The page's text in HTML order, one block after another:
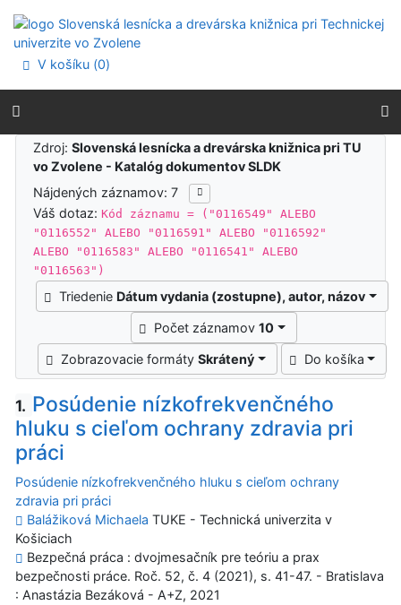
Prejsť na menu
Prehlásenie o webovej prístupnosti
V košíku (0)
Výsledky vyhľadávania
Zdroj:Slovenská lesnícka a drevárska knižnica pri TU
vo Zvolene - Katalóg dokumentov SLDK
Nájdených záznamov: 7
Váš dotaz:Kód záznamu = ("0116549" ALEBO
"0116552" ALEBO "0116591" ALEBO "0116592"
ALEBO "0116583" ALEBO "0116541" ALEBO
"0116563")
Triedenie Dátum vydania (zostupne), autor, názov
Počet záznamov10
Zobrazovacie formátySkrátený Do košíka
1. Posúdenie nízkofrekvenčného
hluku s cieľom ochrany zdravia pri
práci
Posúdenie nízkofrekvenčného hluku s cieľom ochrany
zdravia pri práci
Balážiková Michaela TUKE - Technická univerzita v
Košiciach
Bezpečná práca : dvojmesačník pre teóriu a prax
bezpečnosti práce. Roč. 52, č. 4 (2021), s. 41-47. - Bratislava
: Anastázia Bezáková - A+Z, 2021